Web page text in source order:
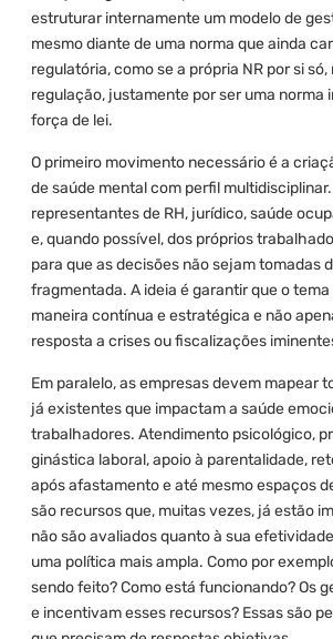
estruturar internamente um modelo de
mesmo diante de uma norma que ainda
regulatória, como se a própria NR por si
regulação, justamente por ser uma norma
força de lei.
O primeiro movimento necessário é a
de saúde mental com perfil
representantes de RH, jurídico, saúde
e, quando possível, dos próprios
para que as decisões não sejam tomadas
fragmentada. A ideia é garantir que o
maneira contínua e estratégica e não
resposta a crises ou fiscalizações
Em paralelo, as empresas devem mapear
já existentes que impactam a saúde
trabalhadores. Atendimento psicológico,
ginástica laboral, apoio à parentalidade,
após afastamento e até mesmo espaços
são recursos que, muitas vezes, já estão
não são avaliados quanto à sua
uma política mais ampla. Como por
sendo feito? Como está funcionando? Os
e incentivam esses recursos? Essas são